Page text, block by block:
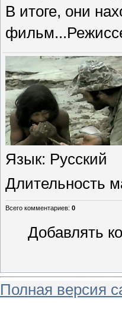
В итоге, они
Язык: Русский
Длительность
Всего комментариев: 0
Добавлять
Полная версия